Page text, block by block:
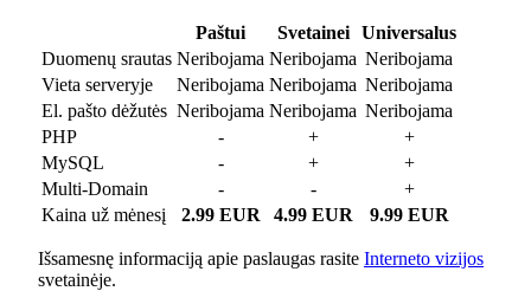
Paštui Svetainei
Universalus
Duomenų srautas Neribojama Neribojama Neribojama
Vieta serveryje
Neribojama Neribojama Neribojama
El. pašto dėžutės Neribojama Neribojama Neribojama
PHP
- +
+
MySQL
- +
+
Multi-Domain
- -
+
Kaina už mėnesį
2.99 EUR 4.99 EUR 9.99 EUR
Išsamesnę informaciją apie paslaugas rasite Interneto vizijos
svetainėje.